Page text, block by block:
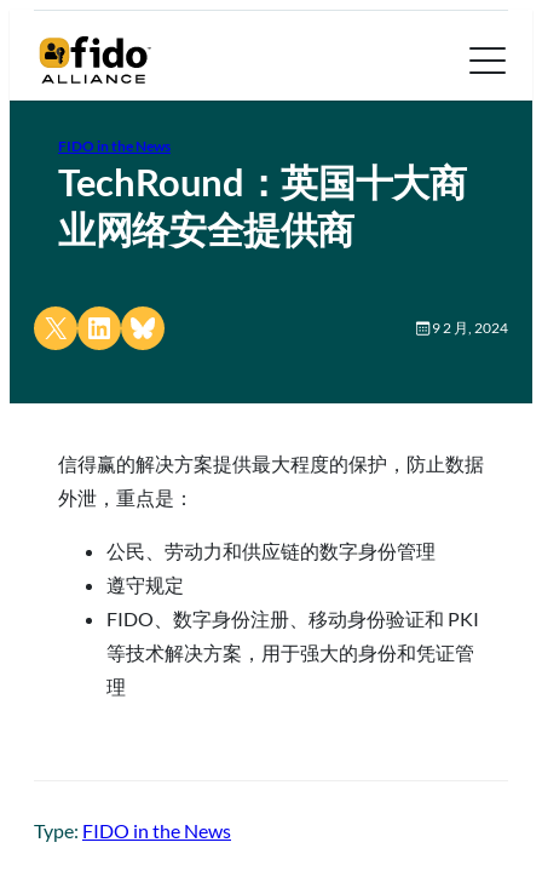
FIDO in the News
TechRound：英国十大商
业网络安全提供商
Share on X Share on LinkedIn
Share on Bluesky 9 2 月, 2024
信得赢的解决方案提供最大程度的保护，防止数据
外泄，重点是：
公民、劳动力和供应链的数字身份管理
遵守规定
FIDO、数字身份注册、移动身份验证和 PKI
等技术解决方案，用于强大的身份和凭证管
理
Type: FIDO in the News